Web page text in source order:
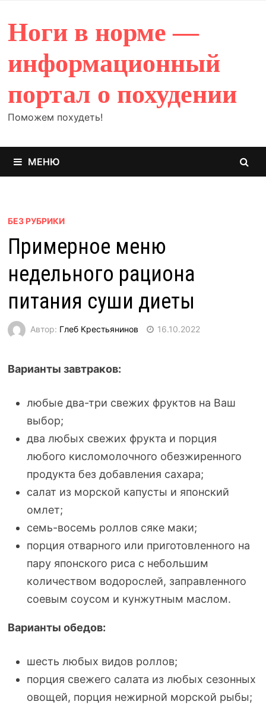
содержимому
Ноги в норме —
информационный
портал о похудении
Поможем похудеть!
МЕНЮ
БЕЗ РУБРИКИ
Примерное меню
недельного рациона
питания суши диеты
Автор: Глеб Крестьянинов 16.10.2022
Варианты завтраков:
любые два-три свежих фруктов на Ваш
выбор;
два любых свежих фрукта и порция
любого кисломолочного обезжиренного
продукта без добавления сахара;
салат из морской капусты и японский
омлет;
семь-восемь роллов сяке маки;
порция отварного или приготовленного на
пару японского риса с небольшим
количеством водорослей, заправленного
соевым соусом и кунжутным маслом.
Варианты обедов:
шесть любых видов роллов;
порция свежего салата из любых сезонных
овощей, порция нежирной морской рыбы;